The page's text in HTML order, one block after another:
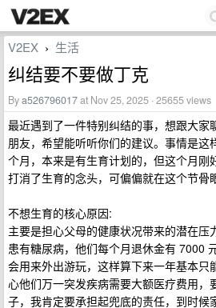
V2EX › 生活
纠结要不要做丁克
Bya526796017at Nov 25, 2025 · 25655 views
最近遇到了一件特别纠结的事，想跟大家
朋友，希望能听听你们的建议。事情是这
个月，本来是有生育计划的，但这个月刚
打消了生育的念头，可偏偏就在这个节骨
不想生育的核心原因:
主要是担心父母的健康状况带来的潜在压
患有糖尿病，他们每个月退休金有 7000
会用来外出游玩，这样算下来一年基本只
心他们万一突发疾病需要大额医疗费用，
子，我肯定要承担起兜底的责任，到时候